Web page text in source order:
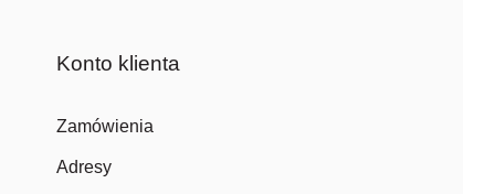
Konto klienta
Zamówienia
Adresy